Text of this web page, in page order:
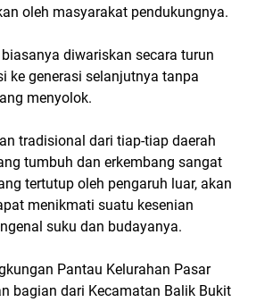
oleh masyarakat pendukungnya.
diwariskan secara turun
ke generasi selanjutnya tanpa
menyolok.
tradisional dari tiap-tiap daerah
tumbuh dan erkembang sangat
tertutup oleh pengaruh luar, akan
menikmati suatu kesenian
suku dan budayanya.
Pantau Kelurahan Pasar
bagian dari Kecamatan Balik Bukit